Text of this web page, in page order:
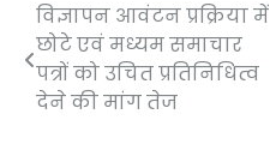
Post
navigation
विज्ञापन आवंटन प्रक्रिया में
छोटे एवं मध्यम समाचार
पत्रों को उचित प्रतिनिधित्व
देने की मांग तेज